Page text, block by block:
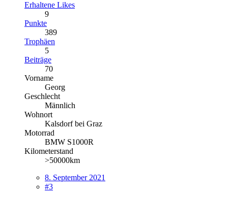
Erhaltene Likes
9
Punkte
389
Trophäen
5
Beiträge
70
Vorname
Georg
Geschlecht
Männlich
Wohnort
Kalsdorf bei Graz
Motorrad
BMW S1000R
Kilometerstand
>50000km
8. September 2021
#3